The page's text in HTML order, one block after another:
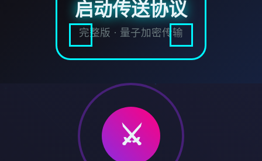
启动传送协议
完整版 · 量子加密传输
⚔️